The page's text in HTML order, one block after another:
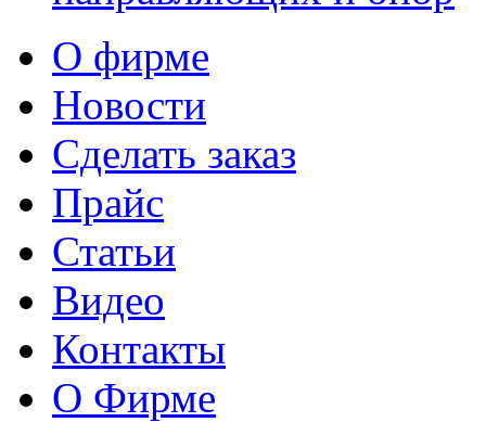
О фирме
Новости
Сделать заказ
Прайс
Статьи
Видео
Контакты
О Фирме